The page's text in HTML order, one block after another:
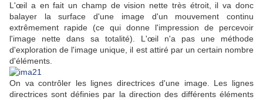
L'œil a en fait un champ de vision nette très étroit, il va donc
balayer la surface d'une image d'un mouvement continu
extrêmement rapide (ce qui donne l'impression de percevoir
l'image nette dans sa totalité). L'œil n'a pas une méthode
d'exploration de l'image unique, il est attiré par un certain nombre
d'éléments.
On va contrôler les lignes directrices d'une image. Les lignes
directrices sont définies par la direction des différents éléments